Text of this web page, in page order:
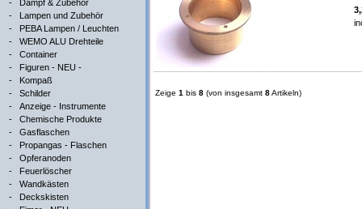
- Dampf & Zubehör
- Lampen und Zubehör
- PEBA Lampen / Leuchten
- WEMO ALU Drehteile
- Container
- Figuren - NEU -
- Kompaß
- Schilder
- Anzeige - Instrumente
- Chemische Produkte
- Gasflaschen
- Propangas - Flaschen
- Opferanoden
- Feuerlöscher
- Wandkästen
- Deckskisten
Zeige 1 bis 8 (von insgesamt 8Artikeln)